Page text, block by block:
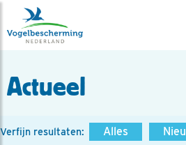
Actueel
Verfijn resultaten: Alles